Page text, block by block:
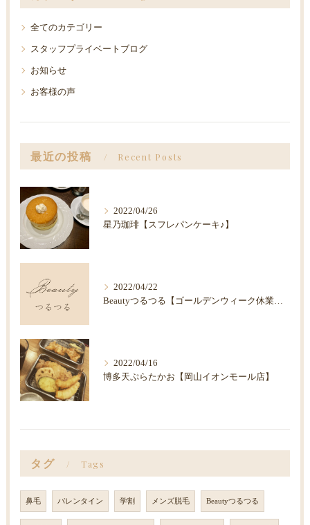
全てのカテゴリー
スタッフプライベートブログ
お知らせ
お客様の声
最近の投稿 Recent Posts
2022/04/26
星乃珈琲【スフレパンケーキ♪】
2022/04/22
Beautyつるつる【ゴールデンウィーク休業のお知らせ】
2022/04/16
博多天ぷらたかお【岡山イオンモール店】
タグ Tags
鼻毛 バレンタイン 学割 メンズ脱毛 Beautyつるつる